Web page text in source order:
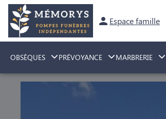
Espace famille
OBSÈQUES PRÉVOYANCE MARBRERIE